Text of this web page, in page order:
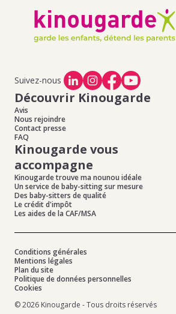
Suivez-nous
Découvrir Kinougarde
Avis
Nous rejoindre
Contact presse
FAQ
Kinougarde vous
accompagne
Kinougarde trouve ma nounou idéale
Un service de baby-sitting sur mesure
Des baby-sitters de qualité
Le crédit d'impôt
Les aides de la CAF/MSA
Conditions générales
Mentions légales
Plan du site
Politique de données personnelles
Cookies
© 2026 Kinougarde - Tous droits réservés